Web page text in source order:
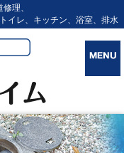
理、
イレ、キッチン、浴室、排水